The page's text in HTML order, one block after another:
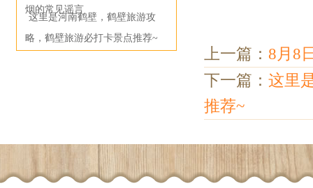
烟的常见谣言
这里是河南鹤壁，鹤壁旅游攻
略，鹤壁旅游必打卡景点推荐~
上一篇： 8月8
下一篇： 这里
推荐~